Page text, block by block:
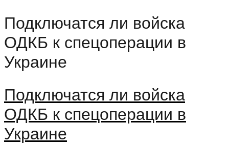
Подключатся ли войска
ОДКБ к спецоперации в
Украине
Подключатся ли войска
ОДКБ к спецоперации в
Украине